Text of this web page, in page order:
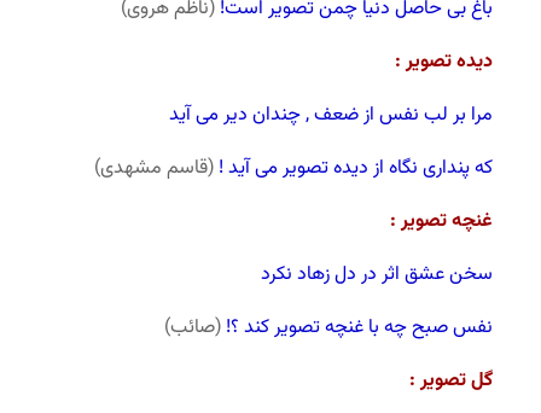
باغ بی حاصل دنیا چمن تصویر است! (ناظم هروی)
دیده تصویر :
مرا بر لب نفس از ضعف , چندان دیر می آید
که پنداری نگاه از دیده تصویر می آید ! (قاسم مشهدی)
غنچه تصویر :
سخن عشق اثر در دل زهاد نکرد
نفس صبح چه با غنچه تصویر کند ؟! (صائب)
گل تصویر :